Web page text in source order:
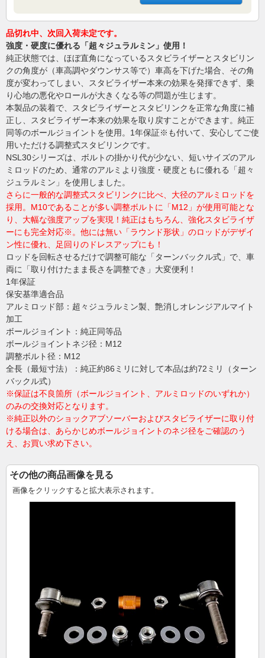
品切れ中、次回入荷未定です。
強度・硬度に優れる「超々ジュラルミン」使用！
純正状態では、ほぼ直角になっているスタビライザーとスタビリン
クの角度が（車高調やダウンサス等で）車高を下げた場合、その角
度が変わってしまい、スタビライザー本来の効果を発揮できず、乗
り心地の悪化やロールが大きくなる等の問題が生じます。
本製品の装着で、スタビライザーとスタビリンクを正常な角度に補
正し、スタビライザー本来の効果を取り戻すことができます。純正
同等のボールジョイントを使用。1年保証※も付いて、安心してご使
用いただける調整式スタビリンクです。
NSL30シリーズは、ボルトの掛かり代が少ない、短いサイズのアル
ミロッドのため、通常のアルミより強度・硬度ともに優れる「超々
ジュラルミン」を使用しました。
さらに一般的な調整式スタビリンクに比べ、大径のアルミロッドを
採用。M10であることが多い調整ボルトに「M12」が使用可能とな
り、大幅な強度アップを実現！純正はもちろん、強化スタビライザ
ーにも完全対応※。他には無い「ラウンド形状」のロッドがデザイ
ン性に優れ、足回りのドレスアップにも！
ロッドを回転させるだけで調整可能な「ターンバックル式」で、車
両に「取り付けたまま長さを調整でき」大変便利！
1年保証
保安基準適合品
アルミロッド部：超々ジュラルミン製、艶消しオレンジアルマイト
加工
ボールジョイント：純正同等品
ボールジョイントネジ径：M12
調整ボルト径：M12
全長（最短寸法）：純正約86ミリに対して本品は約72ミリ（ターン
バックル式）
※保証は不良箇所（ボールジョイント、アルミロッドのいずれか）
のみの交換対応となります。
※純正以外のショックアブソーバーおよびスタビライザーに取り付
ける場合は、あらかじめボールジョイントのネジ径をご確認のう
え、お買い求め下さい。
その他の商品画像を見る
画像をクリックすると拡大表示されます。